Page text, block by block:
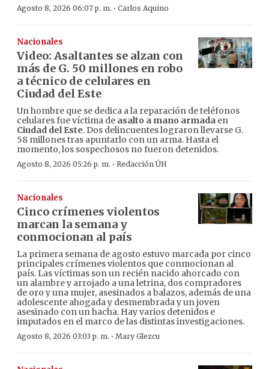
Agosto 8, 2026 06:07 p. m. · Carlos Aquino
Nacionales
Video: Asaltantes se alzan con
más de G. 50 millones en robo
a técnico de celulares en
Ciudad del Este
Un hombre que se dedica a la reparación de teléfonos
celulares fue víctima de asalto a mano armada en
Ciudad del Este. Dos delincuentes lograron llevarse G.
58 millones tras apuntarlo con un arma. Hasta el
momento, los sospechosos no fueron detenidos.
Agosto 8, 2026 05:26 p. m. · Redacción ÚH
Nacionales
Cinco crímenes violentos
marcan la semana y
conmocionan al país
La primera semana de agosto estuvo marcada por cinco
principales crímenes violentos que conmocionan al
país. Las víctimas son un recién nacido ahorcado con
un alambre y arrojado a una letrina, dos compradores
de oro y una mujer, asesinados a balazos, además de una
adolescente ahogada y desmembrada y un joven
asesinado con un hacha. Hay varios detenidos e
imputados en el marco de las distintas investigaciones.
Agosto 8, 2026 03:03 p. m. · Mary Glezcu